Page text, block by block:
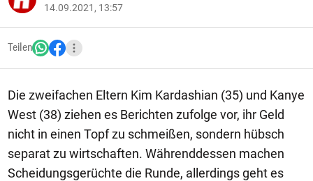
14.09.2021, 13:57
Teilen
Die zweifachen Eltern Kim Kardashian (35) und Kanye
West (38) ziehen es Berichten zufolge vor, ihr Geld
nicht in einen Topf zu schmeißen, sondern hübsch
separat zu wirtschaften. Währenddessen machen
Scheidungsgerüchte die Runde, allerdings geht es